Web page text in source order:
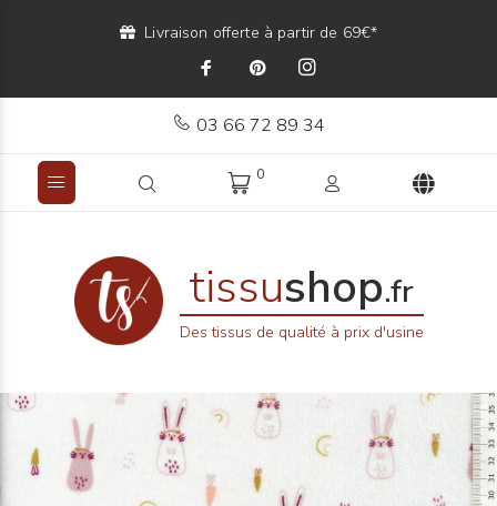
Livraison offerte à partir de 69€*
03 66 72 89 34
0
tissushop.fr
Des tissus de qualité à prix d'usine